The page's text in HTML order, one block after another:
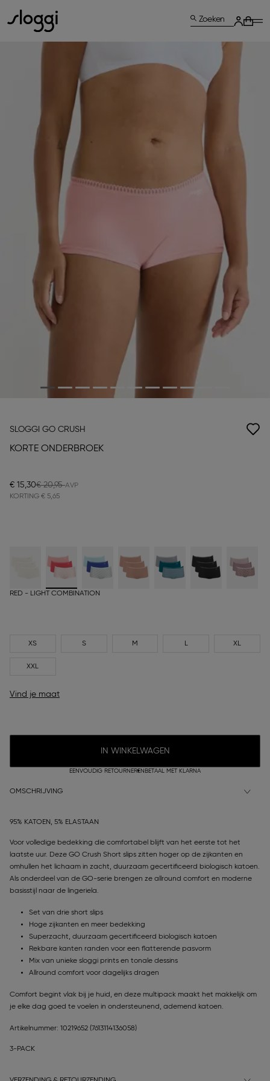
Zoeken
SLOGGI GO CRUSH
KORTE ONDERBROEK
€ 15,30€ 20,95
KORTING € 5,65
RED - LIGHT COMBINATION
XS S M L XL
XXL
Vind je maat
IN WINKELWAGEN
EENVOUDIG RETOURNEREN BETAAL MET KLARNA
OMSCHRIJVING
95% KATOEN, 5% ELASTAAN
Voor volledige bedekking die comfortabel blijft van het eerste tot het
laatste uur. Deze GO Crush Short slips zitten hoger op de zijkanten en
omhullen het lichaam in zacht, duurzaam gecertificeerd biologisch katoen.
Als onderdeel van de GO-serie brengen ze allround comfort en moderne
basisstijl naar de lingeriela.
Set van drie short slips
Hoge zijkanten en meer bedekking
Superzacht, duurzaam gecertificeerd biologisch katoen
Rekbare kanten randen voor een flatterende pasvorm
Mix van unieke sloggi prints en tonale dessins
Allround comfort voor dagelijks dragen
Comfort begint vlak bij je huid, en deze multipack maakt het makkelijk om
je elke dag goed te voelen in ondersteunend, ademend katoen.
Artikelnummer: 10219652 (7613114136058)
3-PACK